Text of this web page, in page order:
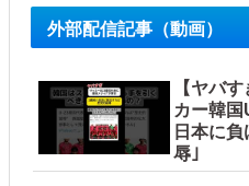
外部配信記事（動画）
【ヤバ
カー韓
日本に
辱｣